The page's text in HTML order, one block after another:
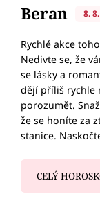
Beran 8.
Rychlé akce
Nedivte se, že
se lásky a
dějí příliš rychle
porozumět.
že se honíte za
stanice.
CELÝ